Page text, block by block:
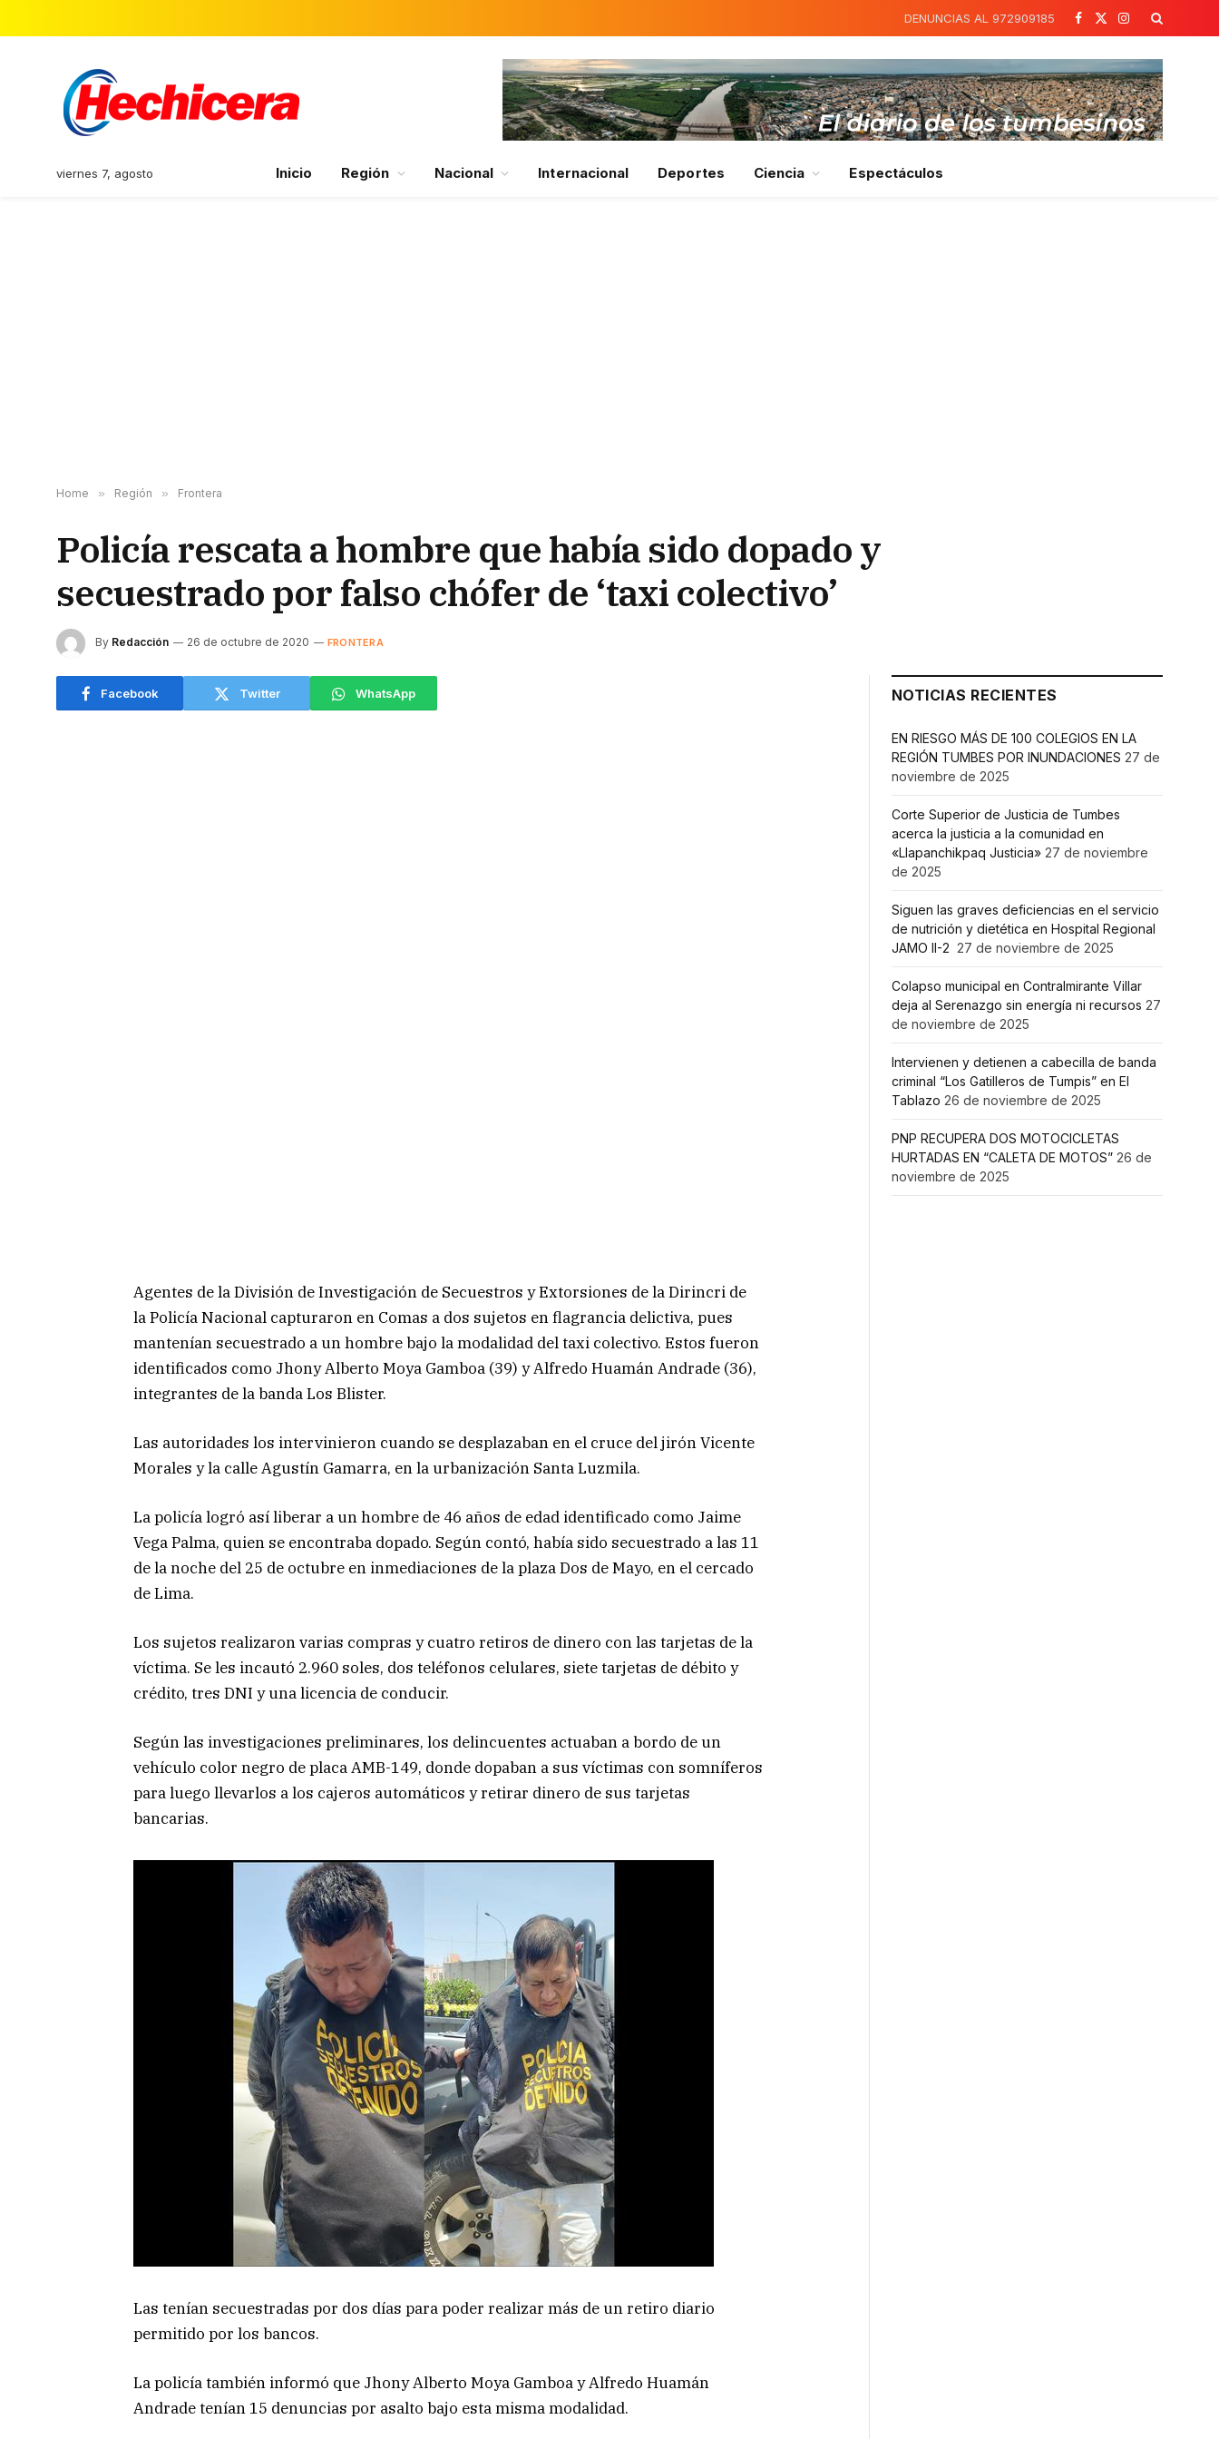
DENUNCIAS AL 972909185
Facebook
X
Instagram
viernes 7, agosto Inicio Región Nacional Internacional Deportes Ciencia Espectáculos
Home » Región » Frontera
Policía rescata a hombre que había sido dopado y
secuestrado por falso chófer de ‘taxi colectivo’
By Redacción 26 de octubre de 2020 FRONTERA
Facebook Twitter WhatsApp
Agentes de la División de Investigación de Secuestros y Extorsiones de la Dirincri de
la Policía Nacional capturaron en Comas a dos sujetos en flagrancia delictiva, pues
mantenían secuestrado a un hombre bajo la modalidad del taxi colectivo. Estos fueron
identificados como Jhony Alberto Moya Gamboa (39) y Alfredo Huamán Andrade (36),
integrantes de la banda Los Blister.
Las autoridades los intervinieron cuando se desplazaban en el cruce del jirón Vicente
Morales y la calle Agustín Gamarra, en la urbanización Santa Luzmila.
La policía logró así liberar a un hombre de 46 años de edad identificado como Jaime
Vega Palma, quien se encontraba dopado. Según contó, había sido secuestrado a las 11
de la noche del 25 de octubre en inmediaciones de la plaza Dos de Mayo, en el cercado
de Lima.
Los sujetos realizaron varias compras y cuatro retiros de dinero con las tarjetas de la
víctima. Se les incautó 2.960 soles, dos teléfonos celulares, siete tarjetas de débito y
crédito, tres DNI y una licencia de conducir.
Según las investigaciones preliminares, los delincuentes actuaban a bordo de un
vehículo color negro de placa AMB-149, donde dopaban a sus víctimas con somníferos
para luego llevarlos a los cajeros automáticos y retirar dinero de sus tarjetas
bancarias.
Las tenían secuestradas por dos días para poder realizar más de un retiro diario
permitido por los bancos.
La policía también informó que Jhony Alberto Moya Gamboa y Alfredo Huamán
Andrade tenían 15 denuncias por asalto bajo esta misma modalidad.
NOTICIAS RECIENTES
EN RIESGO MÁS DE 100 COLEGIOS EN LA
REGIÓN TUMBES POR INUNDACIONES 27 de
noviembre de 2025
Corte Superior de Justicia de Tumbes
acerca la justicia a la comunidad en
«Llapanchikpaq Justicia» 27 de noviembre
de 2025
Siguen las graves deficiencias en el servicio
de nutrición y dietética en Hospital Regional
JAMO II-2 27 de noviembre de 2025
Colapso municipal en Contralmirante Villar
deja al Serenazgo sin energía ni recursos 27
de noviembre de 2025
Intervienen y detienen a cabecilla de banda
criminal “Los Gatilleros de Tumpis” en El
Tablazo 26 de noviembre de 2025
PNP RECUPERA DOS MOTOCICLETAS
HURTADAS EN “CALETA DE MOTOS” 26 de
noviembre de 2025